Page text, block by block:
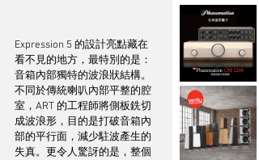
Expression 5 的設計亮點藏在
看不見的地方，最特別的是：
音箱內部獨特的波浪狀結構。
不同於傳統喇叭內部平整的腔
室，ART 的工程師將側板銑切
成波浪形，目的是打破音箱內
部的平行面，減少駐波產生的
失真。更令人驚訝的是，整個